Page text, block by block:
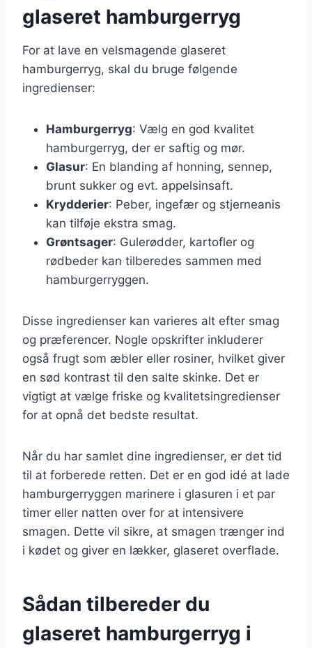
glaseret hamburgerryg
For at lave en velsmagende glaseret
hamburgerryg, skal du bruge følgende
ingredienser:
Hamburgerryg: Vælg en god kvalitet
hamburgerryg, der er saftig og mør.
Glasur: En blanding af honning, sennep,
brunt sukker og evt. appelsinsaft.
Krydderier: Peber, ingefær og stjerneanis
kan tilføje ekstra smag.
Grøntsager: Gulerødder, kartofler og
rødbeder kan tilberedes sammen med
hamburgerryggen.
Disse ingredienser kan varieres alt efter smag
og præferencer. Nogle opskrifter inkluderer
også frugt som æbler eller rosiner, hvilket giver
en sød kontrast til den salte skinke. Det er
vigtigt at vælge friske og kvalitetsingredienser
for at opnå det bedste resultat.
Når du har samlet dine ingredienser, er det tid
til at forberede retten. Det er en god idé at lade
hamburgerryggen marinere i glasuren i et par
timer eller natten over for at intensivere
smagen. Dette vil sikre, at smagen trænger ind
i kødet og giver en lækker, glaseret overflade.
Sådan tilbereder du
glaseret hamburgerryg i